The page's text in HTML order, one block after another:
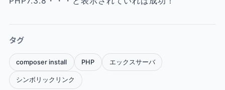
タグ
composer install PHP エックスサーバ
シンボリックリンク